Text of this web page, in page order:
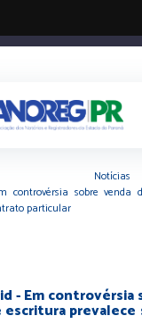
Notícias
controvérsia sobre venda
particular
- Em